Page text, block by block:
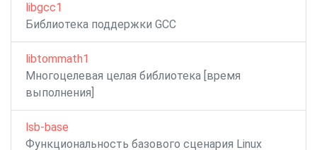
libgcc1
Библиотека поддержки GCC
libtommath1
Многоцелевая целая библиотека [время
выполнения]
lsb-base
Функциональность базового сценария Linux